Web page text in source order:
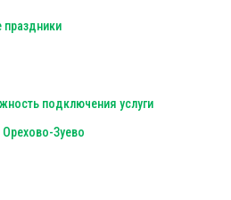
подключения услуги
Орехово-Зуево